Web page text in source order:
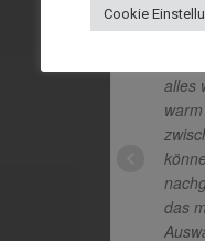
nette
alles
das
Cookie